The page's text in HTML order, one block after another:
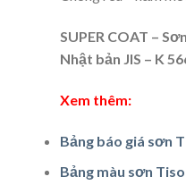
SUPER COAT –
Nhật bản JIS – K
Xem thêm:
Bảng báo giá sơn
Bảng màu sơn